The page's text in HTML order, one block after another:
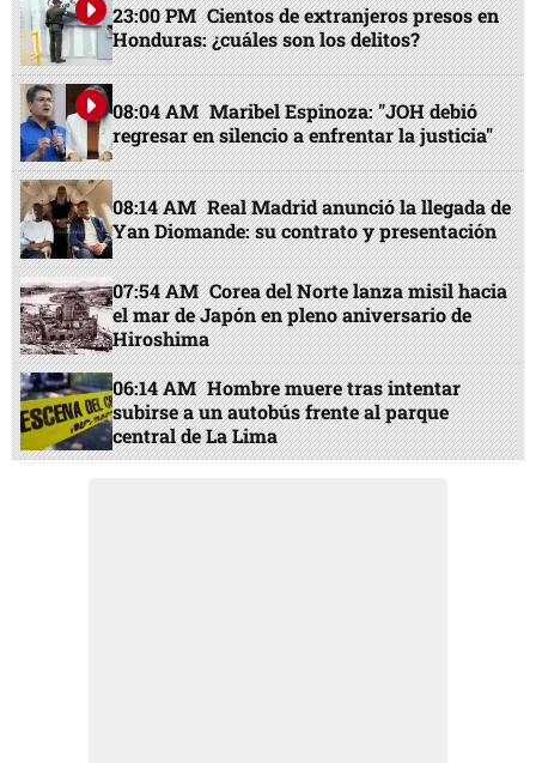
23:00 PM Cientos de extranjeros presos en
Honduras: ¿cuáles son los delitos?
08:04 AM Maribel Espinoza: "JOH debió
regresar en silencio a enfrentar la justicia"
08:14 AM Real Madrid anunció la llegada de
Yan Diomande: su contrato y presentación
07:54 AM Corea del Norte lanza misil hacia
el mar de Japón en pleno aniversario de
Hiroshima
06:14 AM Hombre muere tras intentar
subirse a un autobús frente al parque
central de La Lima